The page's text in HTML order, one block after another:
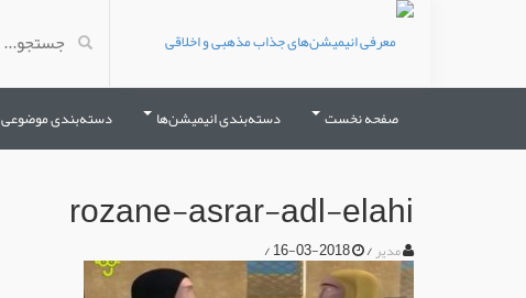
صفحه نخست دسته‌بندی انیمیشن‌ها دسته‌بندی موضوعی
rozane-asrar-adl-elahi
مدیر/
/